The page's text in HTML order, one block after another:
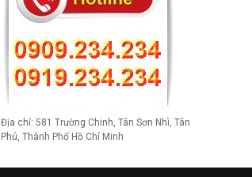
Địa chỉ: 581 Trường Chinh, Tân Sơn Nhì, Tân
Phú, Thành Phố Hồ Chí Minh